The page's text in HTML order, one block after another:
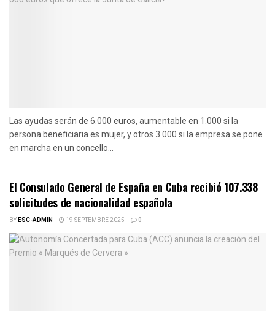
Las ayudas serán de 6.000 euros, aumentable en 1.000 si la
persona beneficiaria es mujer, y otros 3.000 si la empresa se pone
en marcha en un concello...
El Consulado General de España en Cuba recibió 107.338
solicitudes de nacionalidad española
BYESC-ADMIN 19 SEPTEMBRE 2025 0